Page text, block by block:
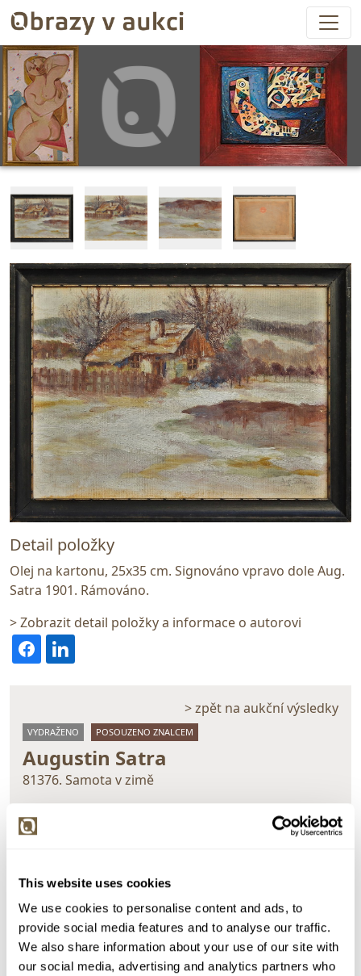
This website uses cookies
We use cookies to personalise content and ads, to
provide social media features and to analyse our traffic.
We also share information about your use of our site with
our social media, advertising and analytics partners who
Detail položky
Olej na kartonu, 25x35 cm. Signováno vpravo dole Aug.
Satra 1901. Rámováno.
> Zobrazit detail položky a informace o autorovi
> zpět na aukční výsledky
VYDRAŽENO POSOUZENO ZNALCEM
Augustin Satra
81376. Samota v zimě
Dražba ukončena:
28.07.2022 22:46:00
Vyvolávací cena:
1 000 Kč
Chcete prodat obraz od stejného autora?